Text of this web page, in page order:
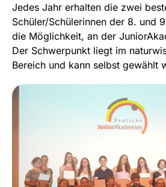
Jedes Jahr erhalten die zwei
Schüler/Schülerinnen der 8. und
die Möglichkeit, an der
Der Schwerpunkt liegt im
Bereich und kann selbst gewählt